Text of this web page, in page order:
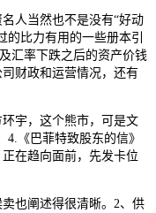
人当然也不是没有“好动
比力有用的一些册本引
汇率下跌之后的资产价钱
财政和运营情况，还有
宇，这个熊市，可是文
《巴菲特致股东的信》
在趋向面前，先发卡位
也阐述得很清晰。2、供